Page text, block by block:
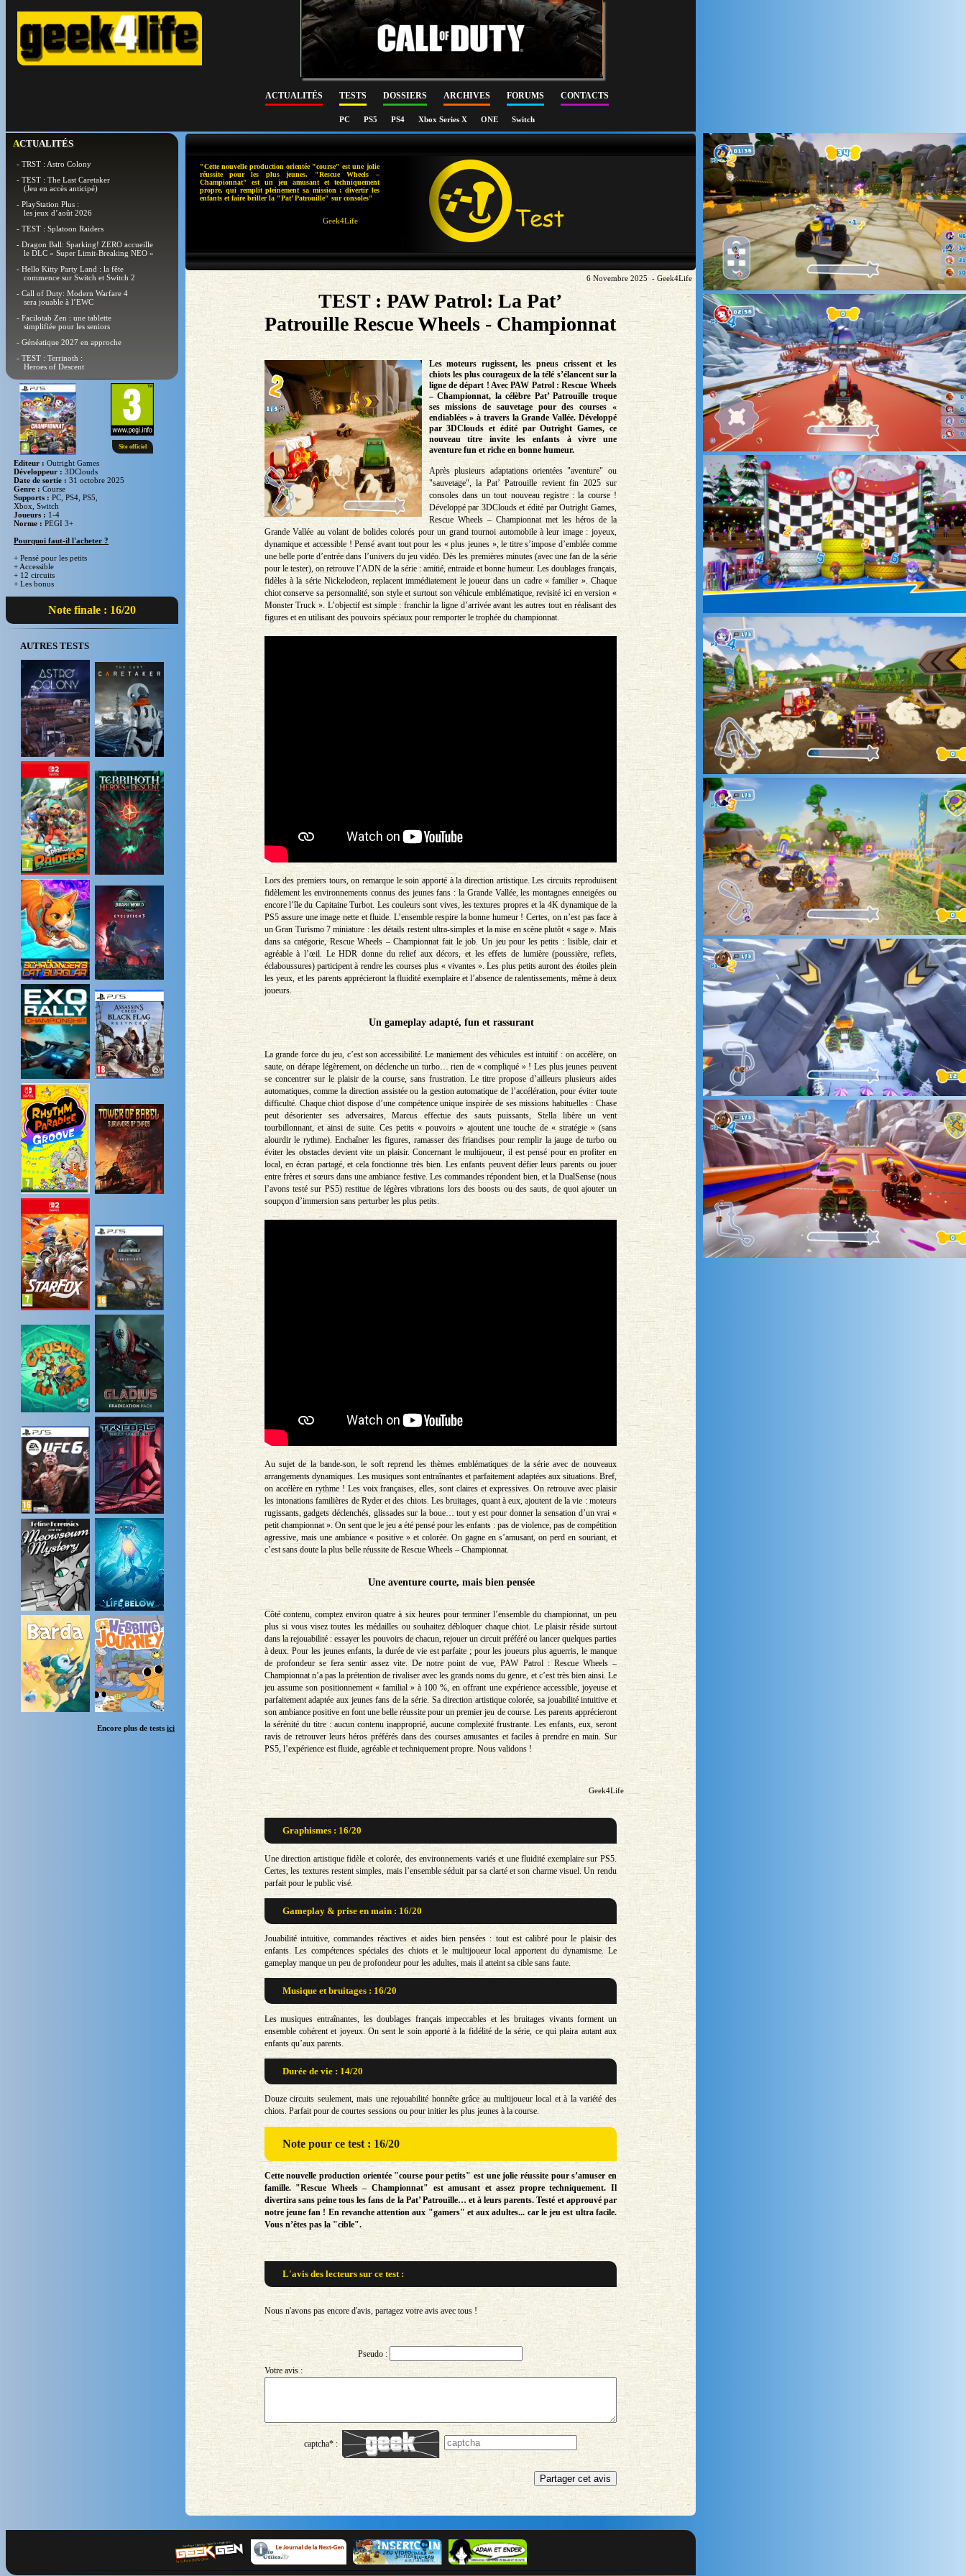
ACTUALITÉS TESTS DOSSIERS ARCHIVES FORUMS CONTACTS
PC PS5 PS4 Xbox Series X ONE Switch
ACTUALITÉS
- TRST : Astro Colony
- TEST : The Last Caretaker
(Jeu en accès anticipé)
- PlayStation Plus :
les jeux d’août 2026
- TEST : Splatoon Raiders
- Dragon Ball: Sparking! ZERO accueille
le DLC « Super Limit-Breaking NEO »
- Hello Kitty Party Land : la fête
commence sur Switch et Switch 2
- Call of Duty: Modern Warfare 4
sera jouable à l’EWC
- Facilotab Zen : une tablette
simplifiée pour les seniors
- Généatique 2027 en approche
- TEST : Terrinoth :
Heroes of Descent
Site officiel
Editeur :Outright Games
Développeur :3DClouds
Date de sortie :31 octobre 2025
Genre :Course
Supports :PC, PS4, PS5,
Xbox, Switch
Joueurs : 1-4
Norme :PEGI 3+
Pourquoi faut-il l'acheter ?
+ Pensé pour les petits
+ Accessible
+ 12 circuits
+ Les bonus
Note finale : 16/20
AUTRES TESTS
Encore plus de tests ici
"Cette nouvelle production orientée "course" est une jolie
réussite pour les plus jeunes. "Rescue Wheels –
Championnat" est un jeu amusant et techniquement
propre, qui remplit pleinement sa mission : divertir les
enfants et faire briller la "Pat’ Patrouille" sur consoles"
Geek4Life
6 Novembre 2025 - Geek4Life
TEST : PAW Patrol: La Pat’
Patrouille Rescue Wheels - Championnat
Les moteurs rugissent, les pneus crissent et les
chiots les plus courageux de la télé s’élancent sur la
ligne de départ ! Avec PAW Patrol : Rescue Wheels
– Championnat, la célèbre Pat’ Patrouille troque
ses missions de sauvetage pour des courses «
endiablées » à travers la Grande Vallée. Développé
par 3DClouds et édité par Outright Games, ce
nouveau titre invite les enfants à vivre une
aventure fun et riche en bonne humeur.
Après plusieurs adaptations orientées "aventure" ou
"sauvetage", la Pat’ Patrouille revient fin 2025 sur
consoles dans un tout nouveau registre : la course !
Développé par 3DClouds et édité par Outright Games,
Rescue Wheels – Championnat met les héros de la
Grande Vallée au volant de bolides colorés pour un grand tournoi automobile à leur image : joyeux,
dynamique et accessible ! Pensé avant tout pour les « plus jeunes », le titre s’impose d’emblée comme
une belle porte d’entrée dans l’univers du jeu vidéo. Dès les premières minutes (avec une fan de la série
pour le tester), on retrouve l’ADN de la série : amitié, entraide et bonne humeur. Les doublages français,
fidèles à la série Nickelodeon, replacent immédiatement le joueur dans un cadre « familier ». Chaque
chiot conserve sa personnalité, son style et surtout son véhicule emblématique, revisité ici en version «
Monster Truck ». L’objectif est simple : franchir la ligne d’arrivée avant les autres tout en réalisant des
figures et en utilisant des pouvoirs spéciaux pour remporter le trophée du championnat.
Lors des premiers tours, on remarque le soin apporté à la direction artistique. Les circuits reproduisent
fidèlement les environnements connus des jeunes fans : la Grande Vallée, les montagnes enneigées ou
encore l’île du Capitaine Turbot. Les couleurs sont vives, les textures propres et la 4K dynamique de la
PS5 assure une image nette et fluide. L’ensemble respire la bonne humeur ! Certes, on n’est pas face à
un Gran Turismo 7 miniature : les détails restent ultra-simples et la mise en scène plutôt « sage ». Mais
dans sa catégorie, Rescue Wheels – Championnat fait le job. Un jeu pour les petits : lisible, clair et
agréable à l’œil. Le HDR donne du relief aux décors, et les effets de lumière (poussière, reflets,
éclaboussures) participent à rendre les courses plus « vivantes ». Les plus petits auront des étoiles plein
les yeux, et les parents apprécieront la fluidité exemplaire et l’absence de ralentissements, même à deux
joueurs.
Un gameplay adapté, fun et rassurant
La grande force du jeu, c’est son accessibilité. Le maniement des véhicules est intuitif : on accélère, on
saute, on dérape légèrement, on déclenche un turbo… rien de « compliqué » ! Les plus jeunes peuvent
se concentrer sur le plaisir de la course, sans frustration. Le titre propose d’ailleurs plusieurs aides
automatiques, comme la direction assistée ou la gestion automatique de l’accélération, pour éviter toute
difficulté. Chaque chiot dispose d’une compétence unique inspirée de ses missions habituelles : Chase
peut désorienter ses adversaires, Marcus effectue des sauts puissants, Stella libère un vent
tourbillonnant, et ainsi de suite. Ces petits « pouvoirs » ajoutent une touche de « stratégie » (sans
alourdir le rythme). Enchaîner les figures, ramasser des friandises pour remplir la jauge de turbo ou
éviter les obstacles devient vite un plaisir. Concernant le multijoueur, il est pensé pour en profiter en
local, en écran partagé, et cela fonctionne très bien. Les enfants peuvent défier leurs parents ou jouer
entre frères et sœurs dans une ambiance festive. Les commandes répondent bien, et la DualSense (nous
l’avons testé sur PS5) restitue de légères vibrations lors des boosts ou des sauts, de quoi ajouter un
soupçon d’immersion sans perturber les plus petits.
Au sujet de la bande-son, le soft reprend les thèmes emblématiques de la série avec de nouveaux
arrangements dynamiques. Les musiques sont entraînantes et parfaitement adaptées aux situations. Bref,
on accélère en rythme ! Les voix françaises, elles, sont claires et expressives. On retrouve avec plaisir
les intonations familières de Ryder et des chiots. Les bruitages, quant à eux, ajoutent de la vie : moteurs
rugissants, gadgets déclenchés, glissades sur la boue… tout y est pour donner la sensation d’un vrai «
petit championnat ». On sent que le jeu a été pensé pour les enfants : pas de violence, pas de compétition
agressive, mais une ambiance « positive » et colorée. On gagne en s’amusant, on perd en souriant, et
c’est sans doute la plus belle réussite de Rescue Wheels – Championnat.
Une aventure courte, mais bien pensée
Côté contenu, comptez environ quatre à six heures pour terminer l’ensemble du championnat, un peu
plus si vous visez toutes les médailles ou souhaitez débloquer chaque chiot. Le plaisir réside surtout
dans la rejouabilité : essayer les pouvoirs de chacun, rejouer un circuit préféré ou lancer quelques parties
à deux. Pour les jeunes enfants, la durée de vie est parfaite ; pour les joueurs plus aguerris, le manque
de profondeur se fera sentir assez vite. De notre point de vue, PAW Patrol : Rescue Wheels –
Championnat n’a pas la prétention de rivaliser avec les grands noms du genre, et c’est très bien ainsi. Le
jeu assume son positionnement « familial » à 100 %, en offrant une expérience accessible, joyeuse et
parfaitement adaptée aux jeunes fans de la série. Sa direction artistique colorée, sa jouabilité intuitive et
son ambiance positive en font une belle réussite pour un premier jeu de course. Les parents apprécieront
la sérénité du titre : aucun contenu inapproprié, aucune complexité frustrante. Les enfants, eux, seront
ravis de retrouver leurs héros préférés dans des courses amusantes et faciles à prendre en main. Sur
PS5, l’expérience est fluide, agréable et techniquement propre. Nous validons !
Geek4Life
Graphismes : 16/20
Une direction artistique fidèle et colorée, des environnements variés et une fluidité exemplaire sur PS5.
Certes, les textures restent simples, mais l’ensemble séduit par sa clarté et son charme visuel. Un rendu
parfait pour le public visé.
Gameplay & prise en main : 16/20
Jouabilité intuitive, commandes réactives et aides bien pensées : tout est calibré pour le plaisir des
enfants. Les compétences spéciales des chiots et le multijoueur local apportent du dynamisme. Le
gameplay manque un peu de profondeur pour les adultes, mais il atteint sa cible sans faute.
Musique et bruitages : 16/20
Les musiques entraînantes, les doublages français impeccables et les bruitages vivants forment un
ensemble cohérent et joyeux. On sent le soin apporté à la fidélité de la série, ce qui plaira autant aux
enfants qu’aux parents.
Durée de vie : 14/20
Douze circuits seulement, mais une rejouabilité honnête grâce au multijoueur local et à la variété des
chiots. Parfait pour de courtes sessions ou pour initier les plus jeunes à la course.
Note pour ce test : 16/20
Cette nouvelle production orientée "course pour petits" est une jolie réussite pour s’amuser en
famille. "Rescue Wheels – Championnat" est amusant et assez propre techniquement. Il
divertira sans peine tous les fans de la Pat’ Patrouille… et à leurs parents. Testé et approuvé par
notre jeune fan ! En revanche attention aux "gamers" et aux adultes... car le jeu est ultra facile.
Vous n’êtes pas la "cible".
L'avis des lecteurs sur ce test :
Nous n'avons pas encore d'avis, partagez votre avis avec tous !
Pseudo :
Votre avis :
captcha* :